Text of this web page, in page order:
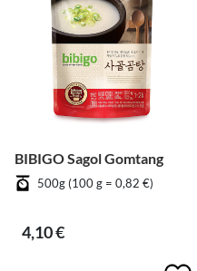
BIBIGO Sagol Gomtang
500g (100 g = 0,82 €)
4,10 €